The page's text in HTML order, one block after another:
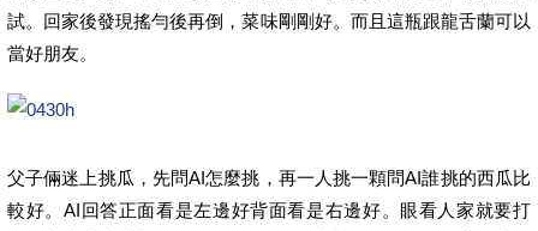
試。回家後發現搖勻後再倒，菜味剛剛好。而且這瓶跟龍舌蘭可以
當好朋友。
父子倆迷上挑瓜，先問AI怎麼挑，再一人挑一顆問AI誰挑的西瓜比
較好。AI回答正面看是左邊好背面看是右邊好。眼看人家就要打